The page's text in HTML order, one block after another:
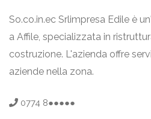
So.co.in.ec Srlimpresa Edile è
a Affile, specializzata in
costruzione. L'azienda offre
aziende nella zona.
0774 8●●●●●